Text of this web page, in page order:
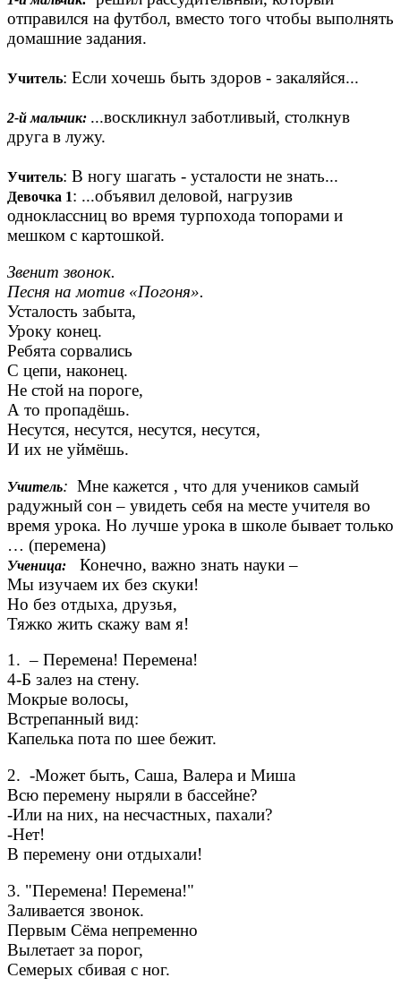
отправился на футбол, вместо того чтобы выполнять
домашние задания.
Учитель: Если хочешь быть здоров - закаляйся...
2-й мальчик: ...воскликнул заботливый, столкнув
друга в лужу.
Учитель: В ногу шагать - усталости не знать...
Девочка 1: ...объявил деловой, нагрузив
одноклассниц во время турпохода топорами и
мешком с картошкой.
Звенит звонок.
Песня на мотив «Погоня».
Усталость забыта,
Уроку конец.
Ребята сорвались
С цепи, наконец.
Не стой на пороге,
А то пропадёшь.
Несутся, несутся, несутся, несутся,
И их не уймёшь.
Учитель: Мне кажется , что для учеников самый
радужный сон – увидеть себя на месте учителя во
время урока. Но лучше урока в школе бывает только
… (перемена)
Ученица:
Конечно, важно знать науки –
Мы изучаем их без скуки!
Но без отдыха, друзья,
Тяжко жить скажу вам я!
1. – Перемена! Перемена!
4-Б залез на стену.
Мокрые волосы,
Встрепанный вид:
Капелька пота по шее бежит.
2. -Может быть, Саша, Валера и Миша
Всю перемену ныряли в бассейне?
-Или на них, на несчастных, пахали?
-Нет!
В перемену они отдыхали!
3. "Перемена! Перемена!"
Заливается звонок.
Первым Сёма непременно
Вылетает за порог,
Семерых сбивая с ног.